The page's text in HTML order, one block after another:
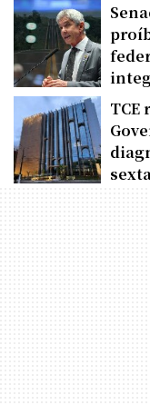
TCE